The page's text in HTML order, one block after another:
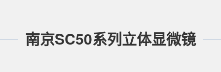
南京SC50系列立体显微镜